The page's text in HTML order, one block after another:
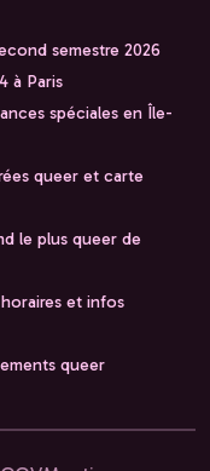
semestre 2026
à Paris
spéciales en Île-
queer et carte
le plus queer de
et infos
queer